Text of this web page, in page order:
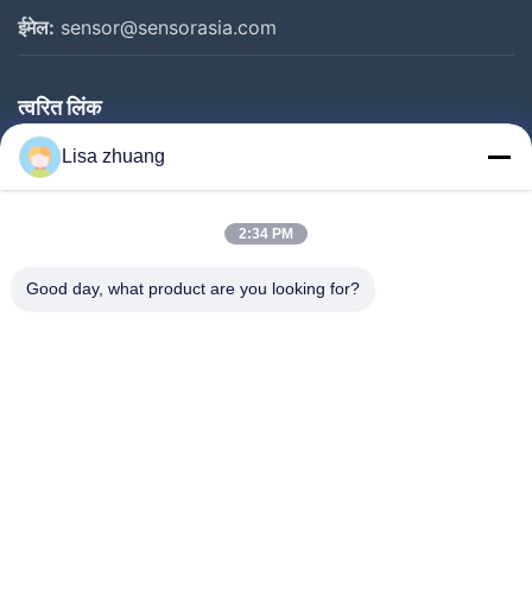
ईमेल: sensor@sensorasia.com
त्वरित लिंक
घर
उत्पादों
हमारे बारे में
Lisa zhuang
2:34 PM
Good day, what product are you looking for?